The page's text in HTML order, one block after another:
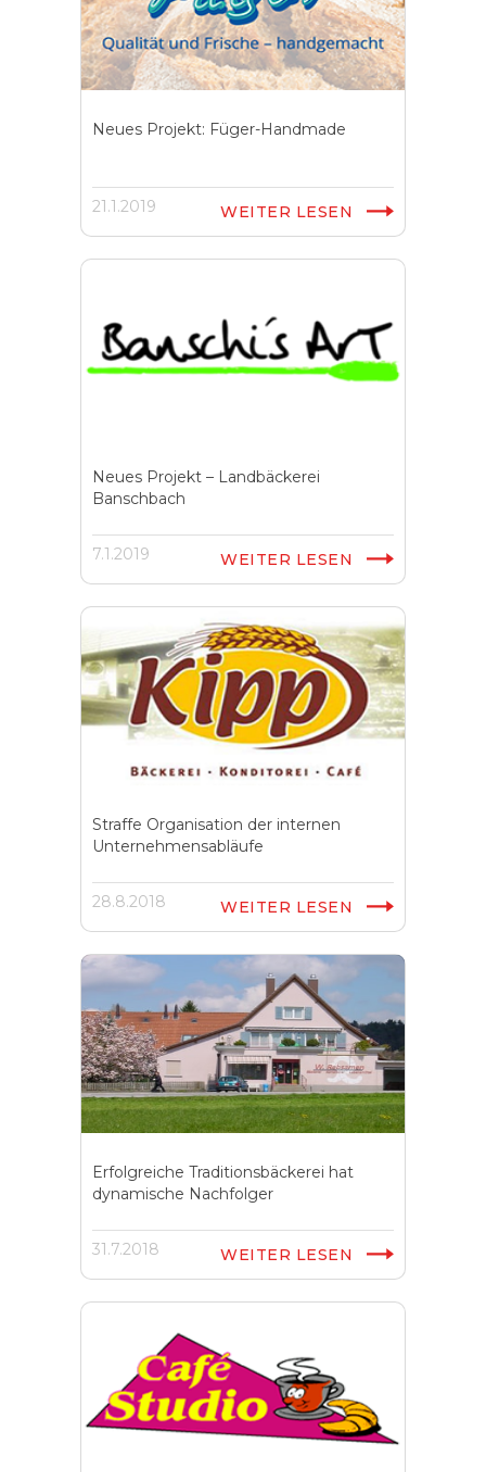
Neues Projekt: Füger-Handmade
21.1.2019 WEITER LESEN
Neues Projekt – Landbäckerei
Banschbach
7.1.2019 WEITER LESEN
Straffe Organisation der internen
Unternehmensabläufe
28.8.2018 WEITER LESEN
Erfolgreiche Traditionsbäckerei hat
dynamische Nachfolger
31.7.2018 WEITER LESEN